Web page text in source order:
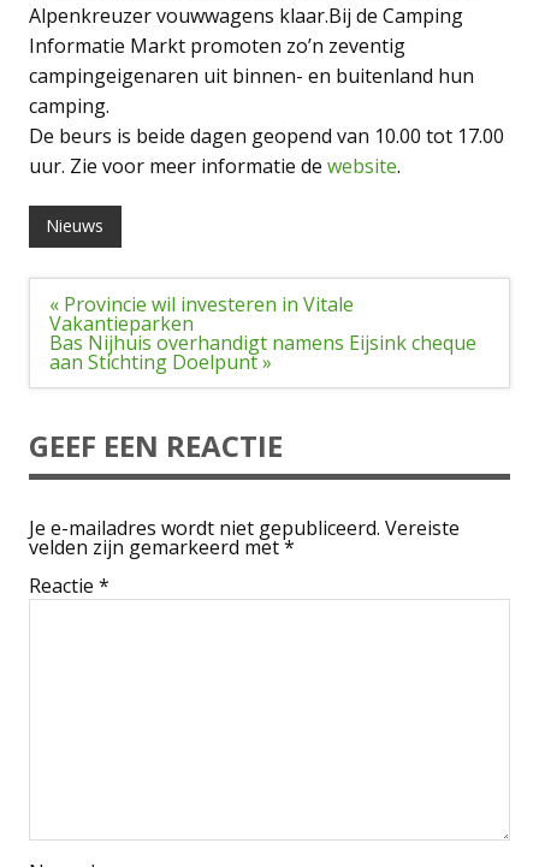
Alpenkreuzer vouwwagens klaar.Bij de Camping
Informatie Markt promoten zo’n zeventig
campingeigenaren uit binnen- en buitenland hun
camping.
De beurs is beide dagen geopend van 10.00 tot 17.00
uur. Zie voor meer informatie de website.
Nieuws
Bericht
navigatie
« Provincie wil investeren in Vitale
Vakantieparken
Bas Nijhuis overhandigt namens Eijsink cheque
aan Stichting Doelpunt »
GEEF EEN REACTIE
Je e-mailadres wordt niet gepubliceerd. Vereiste
velden zijn gemarkeerd met*
Reactie *